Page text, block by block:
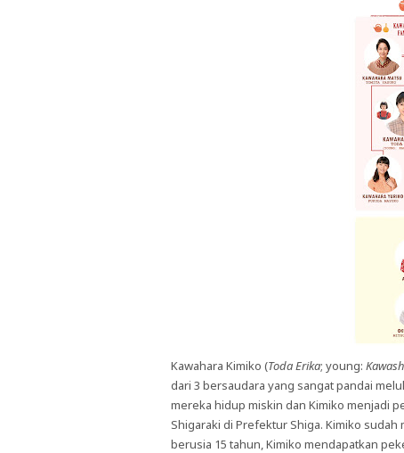
Kawahara Kimiko (Toda Erika; young:
dari 3 bersaudara yang sangat pandai
mereka hidup miskin dan Kimiko menjadi
Shigaraki di Prefektur Shiga. Kimiko
berusia 15 tahun, Kimiko mendapatkan